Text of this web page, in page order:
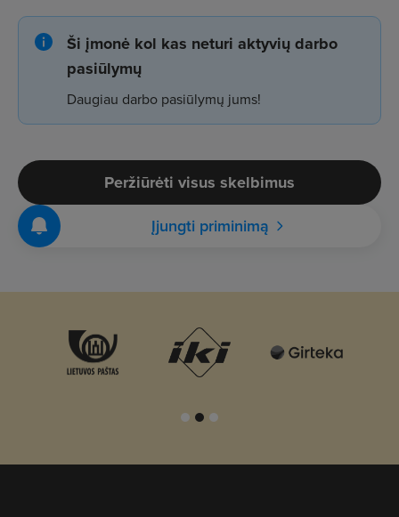
Ši įmonė kol kas neturi aktyvių darbo
pasiūlymų
Daugiau darbo pasiūlymų jums!
Peržiūrėti visus skelbimus
Įjungti priminimą